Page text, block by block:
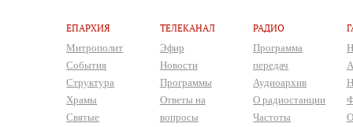
ЕПАРХИЯ
Митрополит
События
Структура
Храмы
Святые
ТЕЛЕКАНАЛ
Эфир
Новости
Программы
Ответы на
вопросы
РАДИО
Программа
передач
Аудиоархив
О радиостанции
Частоты